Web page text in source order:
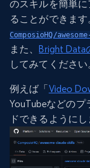
のスキルを簡単
ることができま
ComposioHQ/
また、Bright Data
してみてください
例えば「Video
YouTubeなどの
ドできるようにし